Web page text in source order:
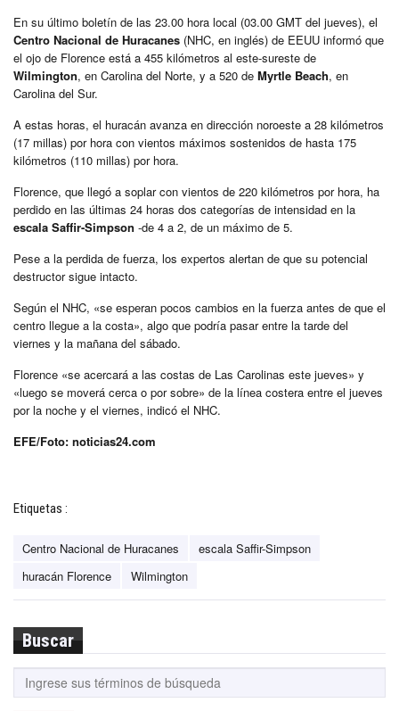
En su último boletín de las 23.00 hora local (03.00 GMT del jueves), el
Centro Nacional de Huracanes (NHC, en inglés) de EEUU informó que
el ojo de Florence está a 455 kilómetros al este-sureste de
Wilmington, en Carolina del Norte, y a 520 de Myrtle Beach, en
Carolina del Sur.
A estas horas, el huracán avanza en dirección noroeste a 28 kilómetros
(17 millas) por hora con vientos máximos sostenidos de hasta 175
kilómetros (110 millas) por hora.
Florence, que llegó a soplar con vientos de 220 kilómetros por hora, ha
perdido en las últimas 24 horas dos categorías de intensidad en la
escala Saffir-Simpson -de 4 a 2, de un máximo de 5.
Pese a la perdida de fuerza, los expertos alertan de que su potencial
destructor sigue intacto.
Según el NHC, «se esperan pocos cambios en la fuerza antes de que el
centro llegue a la costa», algo que podría pasar entre la tarde del
viernes y la mañana del sábado.
Florence «se acercará a las costas de Las Carolinas este jueves» y
«luego se moverá cerca o por sobre» de la línea costera entre el jueves
por la noche y el viernes, indicó el NHC.
EFE/Foto: noticias24.com
Etiquetas :
Centro Nacional de Huracanes
escala Saffir-Simpson
huracán Florence
Wilmington
Buscar